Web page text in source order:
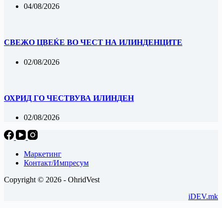
04/08/2026
‎СВЕЖО ЦВЕЌЕ ВО ЧЕСТ НА ИЛИНДЕНЦИТЕ
02/08/2026
ОХРИД ГО ЧЕСТВУВА ИЛИНДЕН
02/08/2026
Маркетинг
Контакт/Импресум
Copyright © 2026 - OhridVest
iDEV.mk